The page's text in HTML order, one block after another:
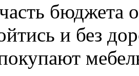
бюджета
и без